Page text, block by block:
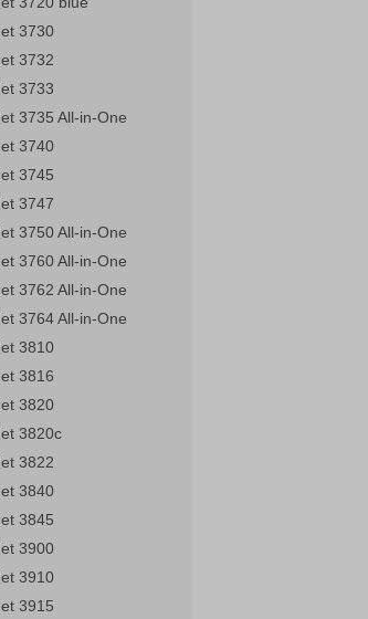
3730
3732
3733
3735 All-in-One
3740
3745
3747
3750 All-in-One
3760 All-in-One
3762 All-in-One
3764 All-in-One
3810
3816
3820
3820c
3822
3840
3845
3900
3910
3915